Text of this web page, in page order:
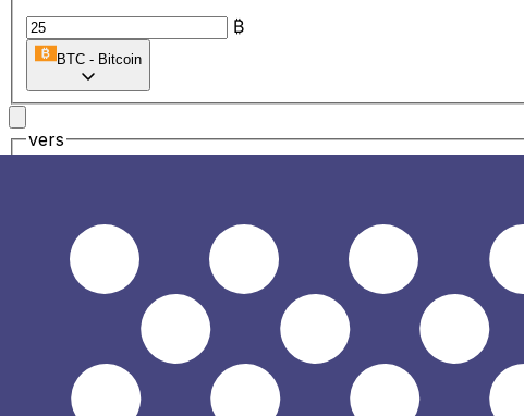
₿
BTC - Bitcoin
vers
$
USD Dollar américain
USD
Taux interbancaire à 15:47 UTC
Acheter des cryptosKraken